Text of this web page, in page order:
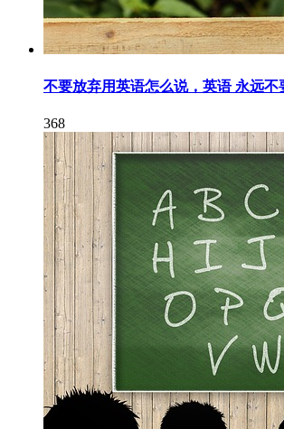
不要放弃用英语怎么说，英语 永远不
368